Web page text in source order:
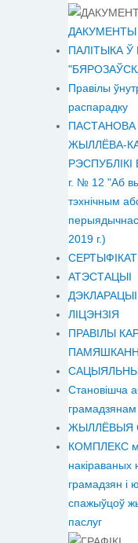
ДАКУМЕНТЫ
ПАЛІТЫКА Ў
Правілы
распарадку
ПАСТАНОВА
ЖЫЛЛЁВА-
РЭСПУБЛІКІ
г. № 12 "Аб
тэхнічным
2019 г.)
СЕРТЫФІКАТ
АТЭСТАЦЫІ
ДЭКЛАРАЦЫІ
ЛІЦЭНЗІЯ
ПРАВІЛЫ
Становiшча
грамадзянам
ЖЫЛЛЁВЫЯ
КОМПЛЕКС
накіраваных
грамадзян і
спажыўцоў
паслуг